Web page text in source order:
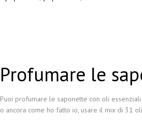
Profumare le
Puoi profumare le saponette con oli
o ancora come ho fatto io, usare il mix di 31